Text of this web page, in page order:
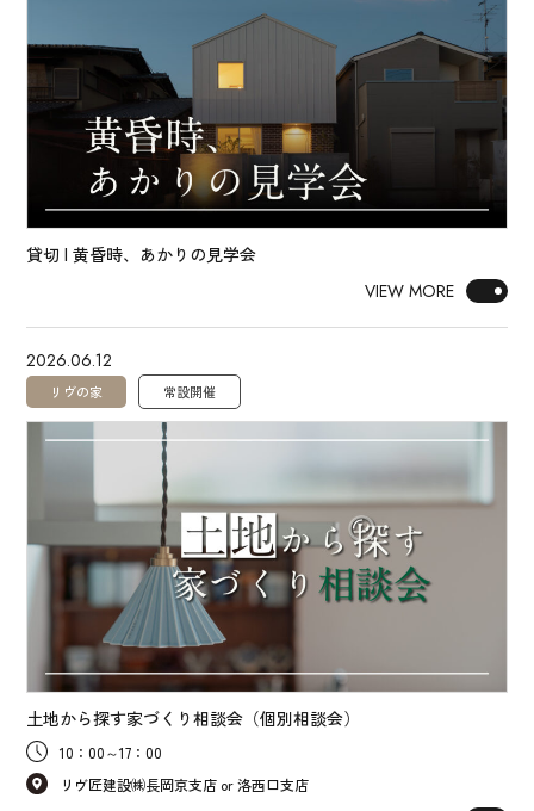
貸切 | 黄昏時、あかりの見学会
VIEW MORE
2026.06.12
リヴの家 常設開催
土地から探す家づくり相談会（個別相談会）
10：00～17：00
リヴ匠建設㈱長岡京支店 or 洛西口支店